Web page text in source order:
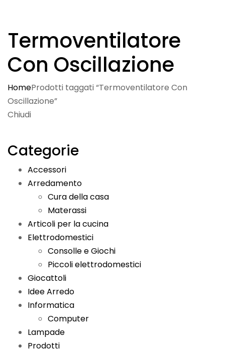
Termoventilatore
Con Oscillazione
HomeProdotti taggati “Termoventilatore Con
Oscillazione”
Chiudi
Categorie
Accessori
Arredamento
Cura della casa
Materassi
Articoli per la cucina
Elettrodomestici
Consolle e Giochi
Piccoli elettrodomestici
Giocattoli
Idee Arredo
Informatica
Computer
Lampade
Prodotti